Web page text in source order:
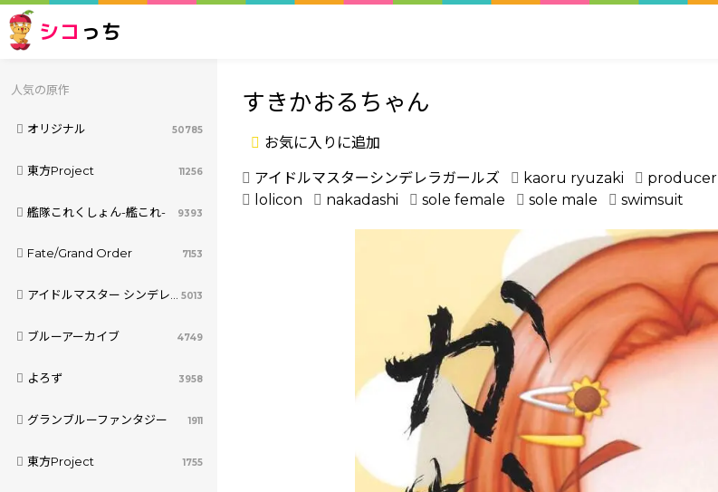
シコ っち
人気の原作
オリジナル 50785
東方Project 11256
艦隊これくしょん-艦これ- 9393
Fate/Grand Order 7153
アイドルマスター シンデレラガールズ 5013
ブルーアーカイブ 4749
よろず 3958
グランブルーファンタジー 1911
東方Project 1755
すきかおるちゃん
お気に入りに追加
アイドルマスターシンデレラガールズ kaoru ryuzaki producer
lolicon
nakadashi sole female sole male swimsuit